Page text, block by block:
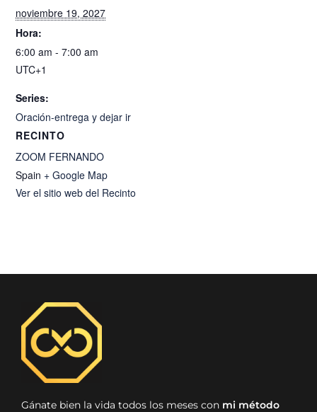
noviembre 19, 2027
Hora:
6:00 am - 7:00 am
UTC+1
Series:
Oración-entrega y dejar ir
RECINTO
ZOOM FERNANDO
Spain + Google Map
Ver el sitio web del Recinto
Gánate bien la vida todos los meses con mi método